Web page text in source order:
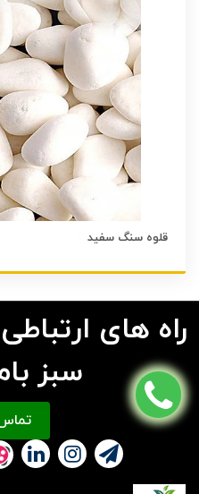
قلوه سنگ سفید
راه های
سبز